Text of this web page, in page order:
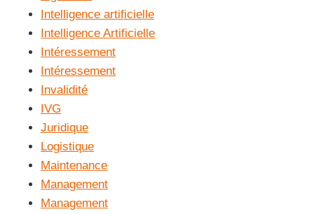
Intelligence artificielle
Intelligence Artificielle
Intéressement
Intéressement
Invalidité
IVG
Juridique
Logistique
Maintenance
Management
Management